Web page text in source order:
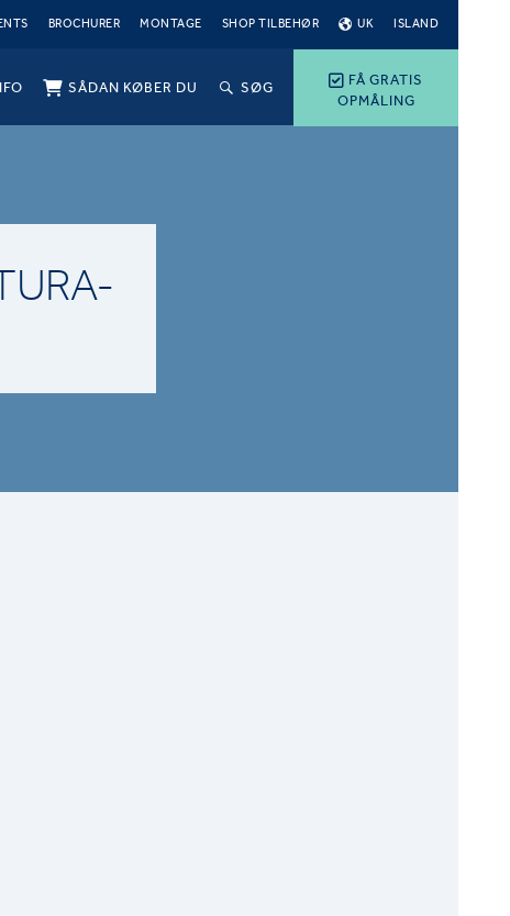
BROCHURER MONTAGE SHOP TILBEHØR UK ISLAND
FÅ GRATIS
OPMÅLING
SÅDAN KØBER DU SØG